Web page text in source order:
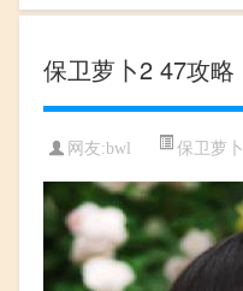
保卫萝卜2 47攻略
网友:bwl 保卫萝卜